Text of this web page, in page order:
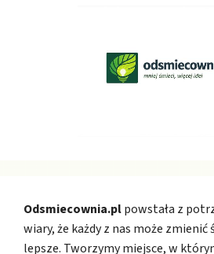
Odsmiecownia.plpowstała z
wiary, że każdy z nas może zmienić
lepsze. Tworzymy miejsce, w